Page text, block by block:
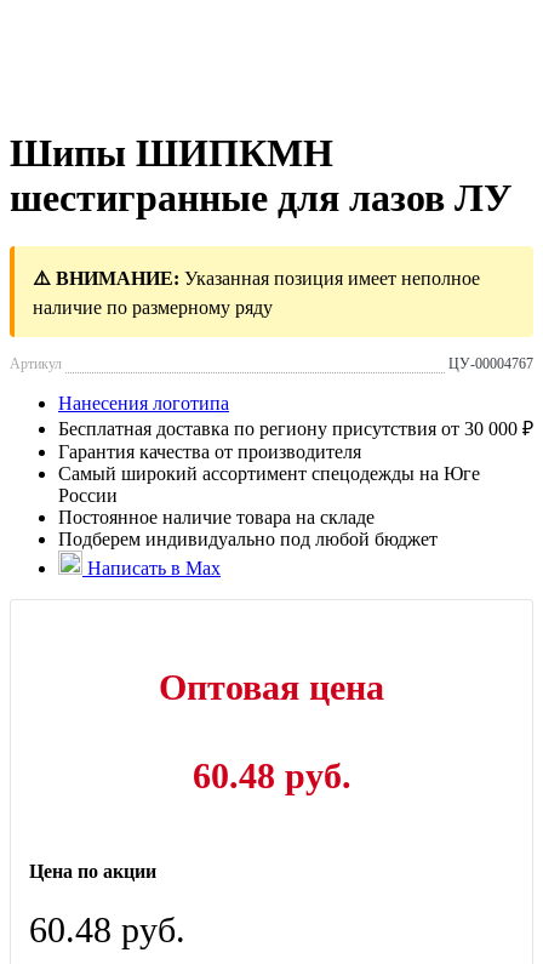
Шипы ШИПКМН
шестигранные для лазов ЛУ
⚠️ ВНИМАНИЕ: Указанная позиция имеет неполное
наличие по размерному ряду
Артикул ЦУ-00004767
Нанесения логотипа
Бесплатная доставка по региону присутствия от 30 000 ₽
Гарантия качества от производителя
Самый широкий ассортимент спецодежды на Юге
России
Постоянное наличие товара на складе
Подберем индивидуально под любой бюджет
Написать в Max
Оптовая цена
60.48 руб.
Цена по акции
60.48 руб.